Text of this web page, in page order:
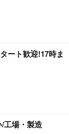
ート歓迎!17時ま
工場・製造